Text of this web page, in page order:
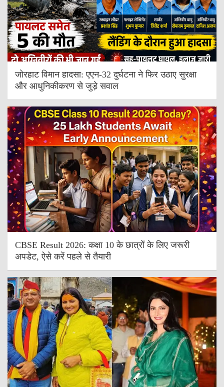
जोरहाट विमान हादसा: एएन-32 दुर्घटना ने फिर उठाए सुरक्षा
और आधुनिकीकरण से जुड़े सवाल
CBSE Result 2026: कक्षा 10 के छात्रों के लिए जरूरी
अपडेट, ऐसे करें पहले से तैयारी